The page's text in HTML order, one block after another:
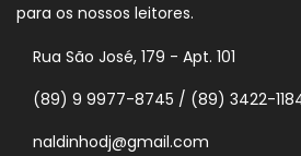
para os nossos leitores.
Rua São José, 179 - Apt. 101
(89) 9 9977-8745 / (89) 3422-
naldinhodj@gmail.com